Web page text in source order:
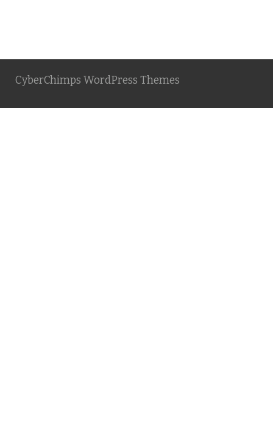
CyberChimps WordPress Themes